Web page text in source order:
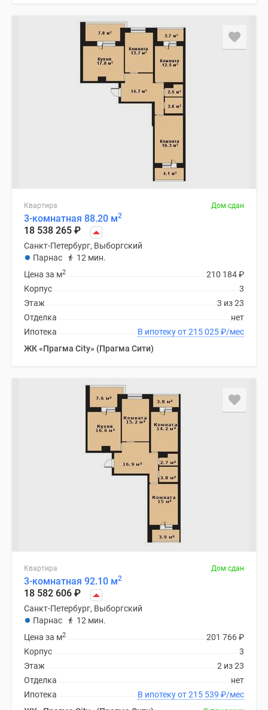
Квартира Дом сдан
3-комнатная 88.20 м2
18 538 265 ₽
Санкт-Петербург, Выборгский
Парнас
12 мин.
210 184₽
Цена за м2
3
Корпус
3 из 23
Этаж
нет
Отделка
В ипотеку от 215 025₽/мес
Ипотека
ЖК «Прагма City» (Прагма Сити)
Квартира Дом сдан
3-комнатная 92.10 м2
18 582 606 ₽
Санкт-Петербург, Выборгский
Парнас
12 мин.
201 766₽
Цена за м2
3
Корпус
2 из 23
Этаж
нет
Отделка
В ипотеку от 215 539 ₽/мес
Ипотека